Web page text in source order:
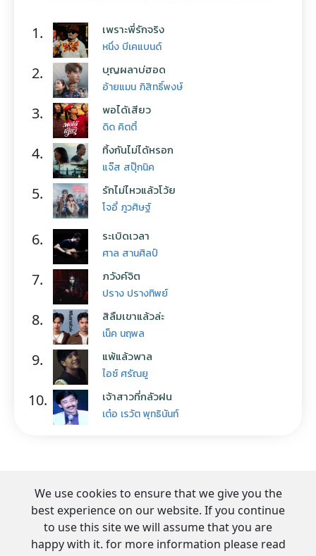
1. เพราะพี่รักจริง
หนึ่ง บีเคแบนด์
2. บุญผลาบ่ฮอด
อ้ายแมน ภิสิทธิ์พงษ์
3. พอได้เสียว
ดิด คิตตี้
4. ทิ้งกันไม่ได้หรอก
แจ๊ส สปุ๊กนิค
5. รักไม่ไหวแล้วโว้ย
โจอี้ ภูวศิษฐ์
6. ระเบิดเวลา
ศาล สานศิลป์
7. ภวังค์จิต
ปราง ปรางทิพย์
8. สิลืมเขาแล้วล่ะ
เน็ค นฤพล
9. แพ้แล้วพาล
ไอซ์ ศรัณยู
10. เจ้าสาวที่กลัวฝน
เต๋อ เรวัต พุทธินันท์
We use cookies to ensure that we give you the
best experience on our website. If you continue
to use this site we will assume that you are
happy with it. for more information please read